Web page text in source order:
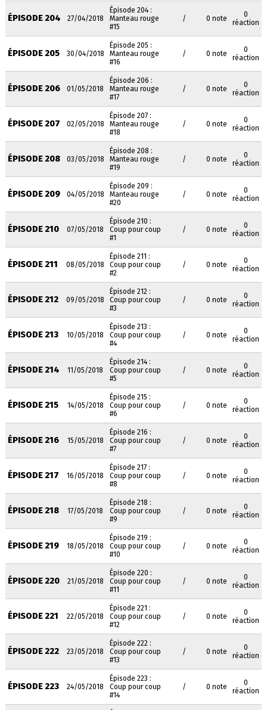
ÉPISODE 204 27/04/2018
Épisode 204 :
Manteau rouge
#15
/ 0 note
0
réaction
ÉPISODE 205 30/04/2018
Épisode 205 :
Manteau rouge
#16
/ 0 note
0
réaction
ÉPISODE 206 01/05/2018
Épisode 206 :
Manteau rouge
#17
/ 0 note
0
réaction
ÉPISODE 207 02/05/2018
Épisode 207 :
Manteau rouge
#18
/ 0 note
0
réaction
ÉPISODE 208 03/05/2018
Épisode 208 :
Manteau rouge
#19
/ 0 note
0
réaction
ÉPISODE 209 04/05/2018
Épisode 209 :
Manteau rouge
#20
/ 0 note
0
réaction
ÉPISODE 210 07/05/2018
Épisode 210 :
Coup pour coup
#1
/ 0 note
0
réaction
ÉPISODE 211 08/05/2018
Épisode 211 :
Coup pour coup
#2
/ 0 note
0
réaction
ÉPISODE 212 09/05/2018
Épisode 212 :
Coup pour coup
#3
/ 0 note
0
réaction
ÉPISODE 213 10/05/2018
Épisode 213 :
Coup pour coup
#4
/ 0 note
0
réaction
ÉPISODE 214 11/05/2018
Épisode 214 :
Coup pour coup
#5
/ 0 note
0
réaction
ÉPISODE 215 14/05/2018
Épisode 215 :
Coup pour coup
#6
/ 0 note
0
réaction
ÉPISODE 216 15/05/2018
Épisode 216 :
Coup pour coup
#7
/ 0 note
0
réaction
ÉPISODE 217 16/05/2018
Épisode 217 :
Coup pour coup
#8
/ 0 note
0
réaction
ÉPISODE 218 17/05/2018
Épisode 218 :
Coup pour coup
#9
/ 0 note
0
réaction
ÉPISODE 219 18/05/2018
Épisode 219 :
Coup pour coup
#10
/ 0 note
0
réaction
ÉPISODE 220 21/05/2018
Épisode 220 :
Coup pour coup
#11
/ 0 note
0
réaction
ÉPISODE 221 22/05/2018
Épisode 221 :
Coup pour coup
#12
/ 0 note
0
réaction
ÉPISODE 222 23/05/2018
Épisode 222 :
Coup pour coup
#13
/ 0 note
0
réaction
ÉPISODE 223 24/05/2018
Épisode 223 :
Coup pour coup
#14
/ 0 note
0
réaction